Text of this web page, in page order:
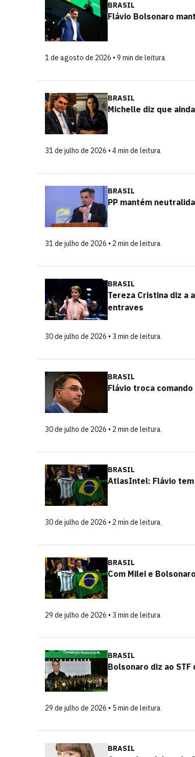
BRASIL
Flávio Bolsonaro
1 de agosto de 2026 • 9 min de leitura
BRASIL
Michelle diz que
31 de julho de 2026 • 4 min de leitura
BRASIL
PP mantém
31 de julho de 2026 • 2 min de leitura
BRASIL
Tereza Cristina diz a
entraves
30 de julho de 2026 • 3 min de leitura
BRASIL
Flávio troca
30 de julho de 2026 • 2 min de leitura
BRASIL
AtlasIntel: Flávio tem
30 de julho de 2026 • 2 min de leitura
BRASIL
Com Milei e
29 de julho de 2026 • 3 min de leitura
BRASIL
Bolsonaro diz ao
29 de julho de 2026 • 5 min de leitura
BRASIL